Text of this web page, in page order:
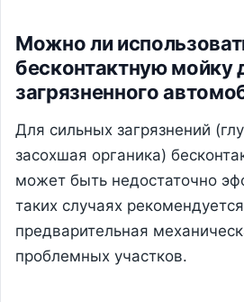
Можно ли
бесконтактную мойку
загрязненного
Для сильных загрязнений
засохшая органика)
может быть недостаточно
таких случаях рекомендуется
предварительная
проблемных участков.